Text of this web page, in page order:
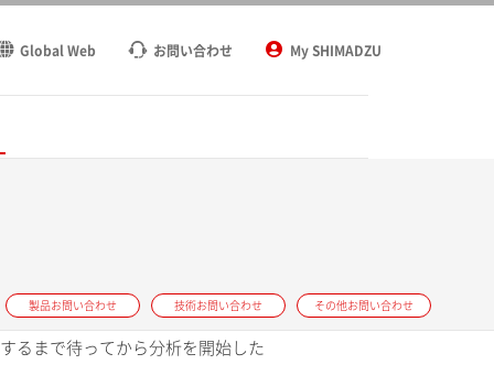
Global Web お問い合わせ My SHIMADZU
製品お問い合わせ 技術お問い合わせ その他お問い合わせ
るまで待ってから分析を開始した